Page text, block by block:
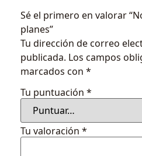
Sé el primero en valorar
planes”
Tu dirección de correo
publicada. Los campos
marcados con *
Tu puntuación *
Tu valoración *